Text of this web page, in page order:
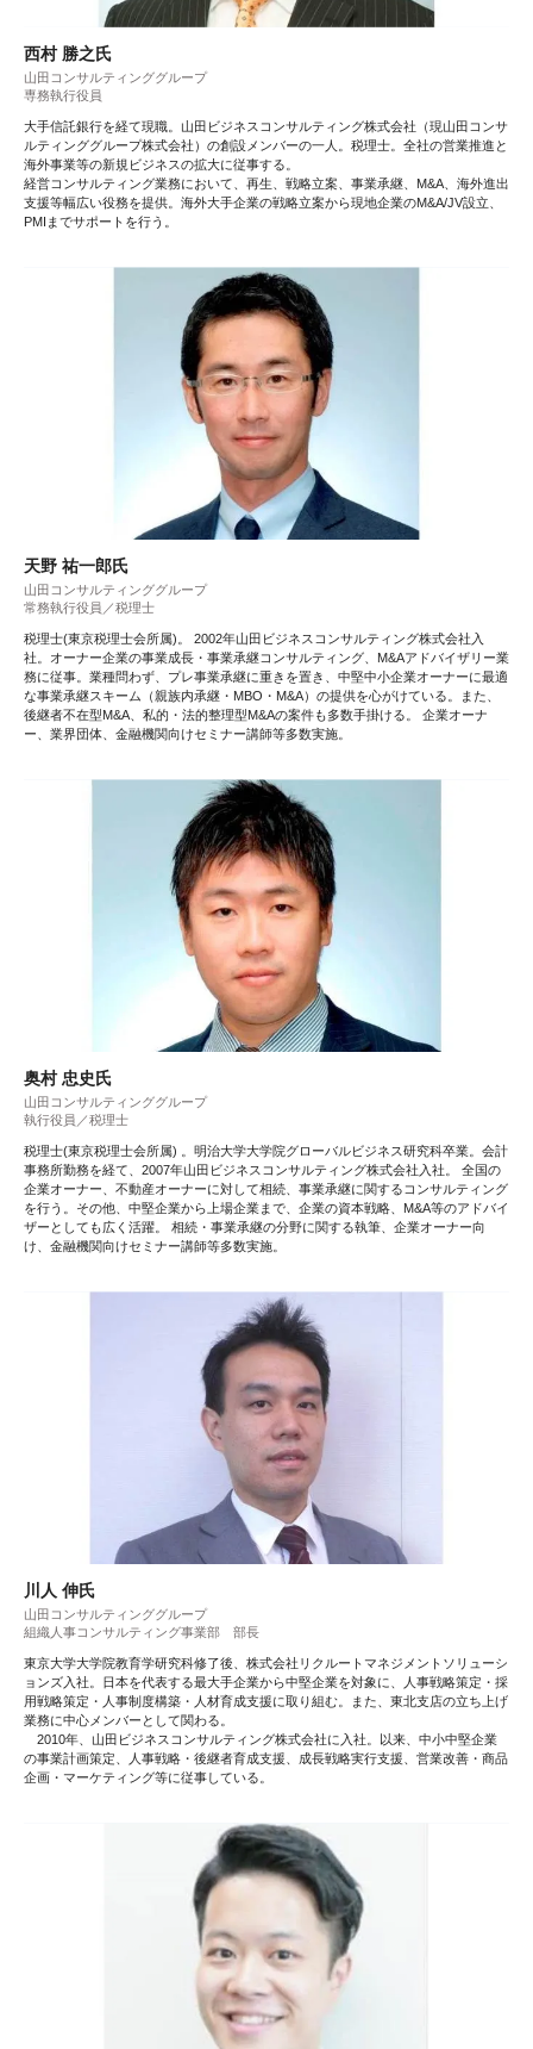
西村 勝之氏
山田コンサルティンググループ
専務執行役員
大手信託銀行を経て現職。山田ビジネスコンサルティング株式会社（現山田コンサ
ルティンググループ株式会社）の創設メンバーの一人。税理士。全社の営業推進と
海外事業等の新規ビジネスの拡大に従事する。
経営コンサルティング業務において、再生、戦略立案、事業承継、M&A、海外進出
支援等幅広い役務を提供。海外大手企業の戦略立案から現地企業のM&A/JV設立、
PMIまでサポートを行う。
天野 祐一郎氏
山田コンサルティンググループ
常務執行役員／税理士
税理士(東京税理士会所属)。 2002年山田ビジネスコンサルティング株式会社入
社。オーナー企業の事業成長・事業承継コンサルティング、M&Aアドバイザリー業
務に従事。業種問わず、プレ事業承継に重きを置き、中堅中小企業オーナーに最適
な事業承継スキーム（親族内承継・MBO・M&A）の提供を心がけている。また、
後継者不在型M&A、私的・法的整理型M&Aの案件も多数手掛ける。 企業オーナ
ー、業界団体、金融機関向けセミナー講師等多数実施。
奥村 忠史氏
山田コンサルティンググループ
執行役員／税理士
税理士(東京税理士会所属) 。明治大学大学院グローバルビジネス研究科卒業。会計
事務所勤務を経て、2007年山田ビジネスコンサルティング株式会社入社。 全国の
企業オーナー、不動産オーナーに対して相続、事業承継に関するコンサルティング
を行う。その他、中堅企業から上場企業まで、企業の資本戦略、M&A等のアドバイ
ザーとしても広く活躍。 相続・事業承継の分野に関する執筆、企業オーナー向
け、金融機関向けセミナー講師等多数実施。
川人 伸氏
山田コンサルティンググループ
組織人事コンサルティング事業部 部長
東京大学大学院教育学研究科修了後、株式会社リクルートマネジメントソリューシ
ョンズ入社。日本を代表する最大手企業から中堅企業を対象に、人事戦略策定・採
用戦略策定・人事制度構築・人材育成支援に取り組む。また、東北支店の立ち上げ
業務に中心メンバーとして関わる。
2010年、山田ビジネスコンサルティング株式会社に入社。以来、中小中堅企業
の事業計画策定、人事戦略・後継者育成支援、成長戦略実行支援、営業改善・商品
企画・マーケティング等に従事している。